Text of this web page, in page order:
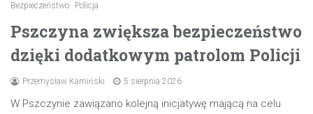
Bezpieczeństwo Policja
Pszczyna zwiększa bezpieczeństwo
dzięki dodatkowym patrolom Policji
Przemysław Kamiński 5 sierpnia 2026
W Pszczynie zawiązano kolejną inicjatywę mającą na celu